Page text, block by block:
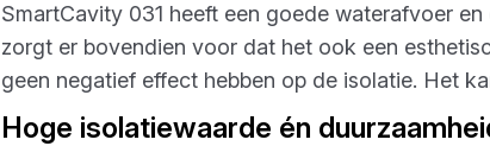
SmartCavity 031 heeft een goede waterafvoer
zorgt er bovendien voor dat het ook een
geen negatief effect hebben op de isolatie. Het
Hoge isolatiewaarde én